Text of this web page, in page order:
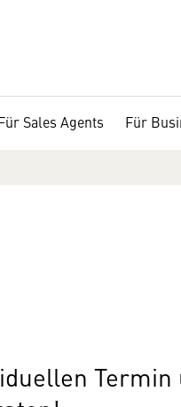
Sales Agents Für
Termin